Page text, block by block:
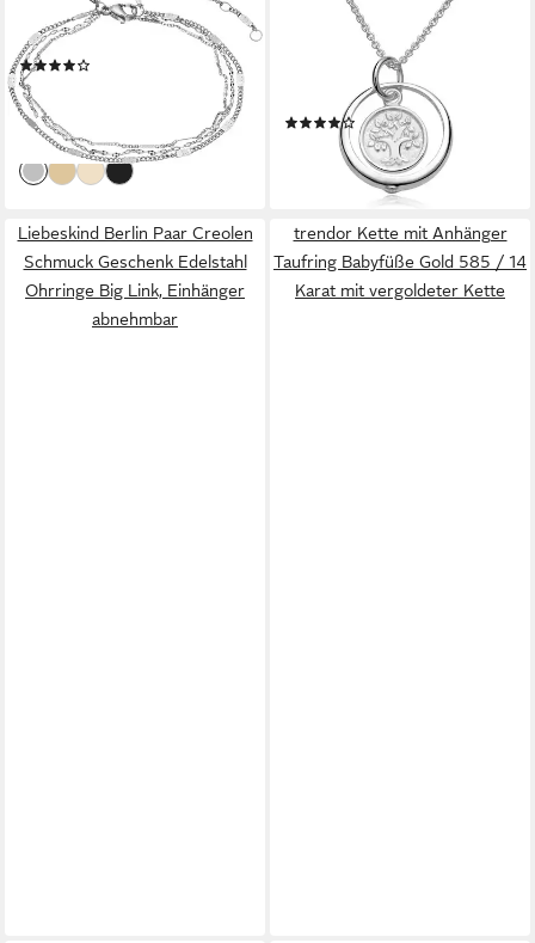
Armband Schmuck Geschenk
Edelstahl Armkette
ab 37,99 €
-37%
lieferbar - in 2-3 Werktagen bei dir
Silberkette Taufkette
Lebensbaum / Baum des
Lebens 34-37cm CO-36, 925
Sterling Silber, rhodiniert
(1)
35,95 €
lieferbar - in 2-3 Werktagen bei dir
Liebeskind Berlin Paar Creolen
Schmuck Geschenk Edelstahl
Ohrringe Big Link, Einhänger
abnehmbar
trendor Kette mit Anhänger
Taufring Babyfüße Gold 585 / 14
Karat mit vergoldeter Kette